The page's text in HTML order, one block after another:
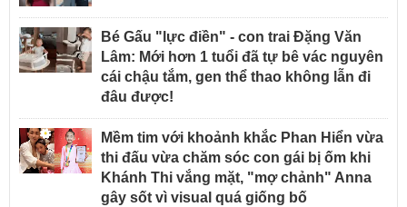
Bé Gấu "lực điền" - con trai Đặng Văn
Lâm: Mới hơn 1 tuổi đã tự bê vác nguyên
cái chậu tắm, gen thể thao không lẫn đi
đâu được!
Mềm tim với khoảnh khắc Phan Hiển vừa
thi đấu vừa chăm sóc con gái bị ốm khi
Khánh Thi vắng mặt, "mợ chảnh" Anna
gây sốt vì visual quá giống bố